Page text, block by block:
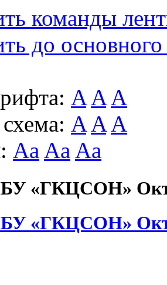
команды
до основного
A A A
A A A
Aa Aa Aa
«ГКЦСОН»
«ГКЦСОН»